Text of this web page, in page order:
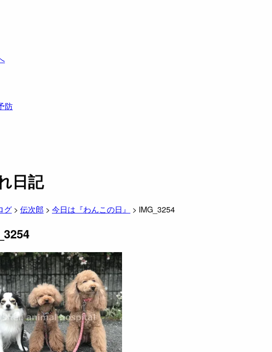
防
日記
グ > 伝次郎 > 今日は『わんこの日』 > IMG_3254